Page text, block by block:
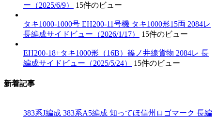
ー（2025/6/9）
15件のビュー
タキ1000-1000号 EH200-11号機 タキ1000形15両 2084レ
長編成サイドビュー（2026/1/17）
15件のビュー
EH200-18+タキ1000形（16B）篠ノ井線貨物 2084レ 長
編成サイドビュー（2025/5/24）
15件のビュー
新着記事
383系J編成 383系A5編成 知ってほ信州ロゴマーク 長編